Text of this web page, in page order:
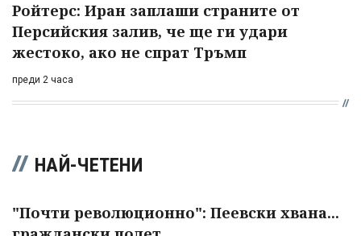
Ройтерс: Иран заплаши страните от
Персийския залив, че ще ги удари
жестоко, ако не спрат Тръмп
преди 2 часа
НАЙ-ЧЕТЕНИ
"Почти революционно": Пеевски хвана...